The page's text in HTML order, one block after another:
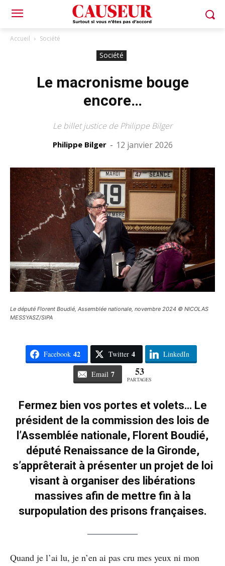
Accueil Société
Société
Le macronisme bouge
encore…
Le billet justice de Philippe Bilger
Philippe Bilger - 12 janvier 2026
Le député Florent Boudié, Assemblée nationale, novembre 2024 © NICOLAS
MESSYASZ/SIPA
Facebook 42 Twitter 4 LinkedIn
Email 7 53
PARTAGES
Fermez bien vos portes et volets… Le
président de la commission des lois de
l’Assemblée nationale, Florent Boudié,
député Renaissance de la Gironde,
s’apprêterait à présenter un projet de loi
visant à organiser des libérations
massives afin de mettre fin à la
surpopulation des prisons françaises.
Quand je l’ai lu, je n’en ai pas cru mes yeux ni mon